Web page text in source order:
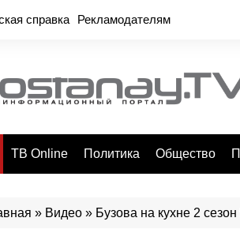
справка Рекламодателям
ТВ Online Политика Общество
» Видео » Бузова на кухне 2